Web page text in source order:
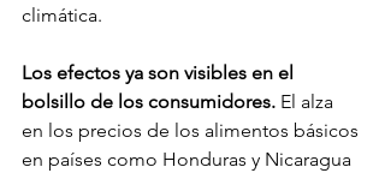
climática.
Los efectos ya son visibles en el
bolsillo de los consumidores. El alza
en los precios de los alimentos básicos
en países como Honduras y Nicaragua